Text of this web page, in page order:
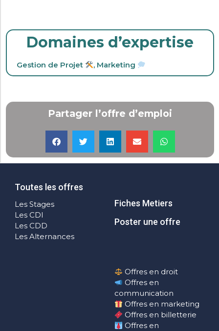
Domaines d’expertise
Gestion de Projet , Marketing
Partager l’offre d’emploi
Toutes les offres
Les Stages
Les CDI
Les CDD
Les Alternances
Fiches Metiers
Poster une offre
Offres en droit
Offres en
communication
Offres en marketing
Offres en billetterie
Offres en